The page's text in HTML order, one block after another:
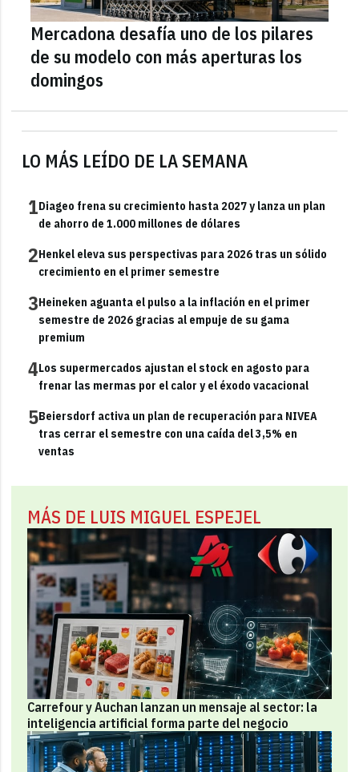
LO MÁS LEÍDO DE LA SEMANA
1Diageo frena su crecimiento hasta 2027 y lanza un plan
de ahorro de 1.000 millones de dólares
2Henkel eleva sus perspectivas para 2026 tras un sólido
crecimiento en el primer semestre
3Heineken aguanta el pulso a la inflación en el primer
semestre de 2026 gracias al empuje de su gama
premium
4Los supermercados ajustan el stock en agosto para
frenar las mermas por el calor y el éxodo vacacional
5Beiersdorf activa un plan de recuperación para NIVEA
tras cerrar el semestre con una caída del 3,5% en
ventas
MÁS DE LUIS MIGUEL ESPEJEL
Carrefour y Auchan lanzan un mensaje al sector: la
inteligencia artificial forma parte del negocio
Mercadona desafía uno de los pilares
de su modelo con más aperturas los
domingos